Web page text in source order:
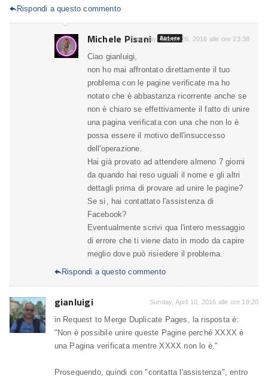
Rispondi a questo commento
Michele Pisani Autore
Saturday, March 26, 2016 alle ore 23:38
Ciao gianluigi,
non ho mai affrontato direttamente il tuo
problema con le pagine verificate ma ho
notato che è abbastanza ricorrente anche se
non è chiaro se effettivamente il fatto di unire
una pagina verificata con una che non lo è
possa essere il motivo dell'insuccesso
dell'operazione.
Hai già provato ad attendere almeno 7 giorni
da quando hai reso uguali il nome e gli altri
dettagli prima di provare ad unire le pagine?
Se sì, hai contattato l'assistenza di
Facebook?
Eventualmente scrivi qua l'intero messaggio
di errore che ti viene dato in modo da capire
meglio dove può risiedere il problema.
Rispondi a questo commento
gianluigi Sunday, April 10, 2016 alle ore 19:20
in Request to Merge Duplicate Pages, la risposta è:
"Non è possibile unire queste Pagine perché XXXX è
una Pagina verificata mentre XXXX non lo è."
Proseguendo, quindi con "contatta l'assistenza", entro